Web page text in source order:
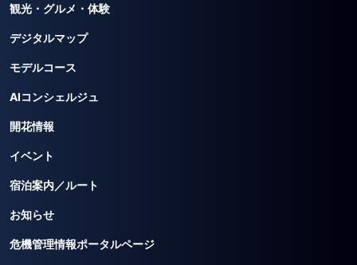
観光・グルメ・体験
デジタルマップ
モデルコース
AIコンシェルジュ
開花情報
イベント
宿泊案内／ルート
お知らせ
危機管理情報ポータルページ